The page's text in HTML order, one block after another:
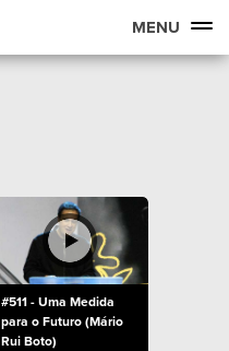
MENU
#511 - Uma Medida
para o Futuro (Mário
Rui Boto)